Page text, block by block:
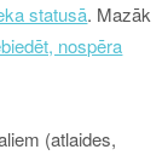
statusā. Mazāk
nospēra
(atlaides,